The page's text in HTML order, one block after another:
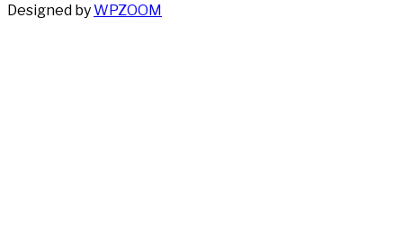
Designed byWPZOOM